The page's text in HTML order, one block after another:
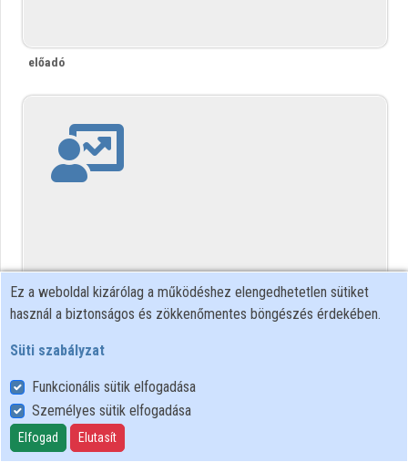
Intézmények
előadó
Ez a weboldal kizárólag a működéshez elengedhetetlen sütiket
használ a biztonságos és zökkenőmentes böngészés érdekében.
Süti szabályzat
Funkcionális sütik elfogadása
Személyes sütik elfogadása
Elfogad Elutasít